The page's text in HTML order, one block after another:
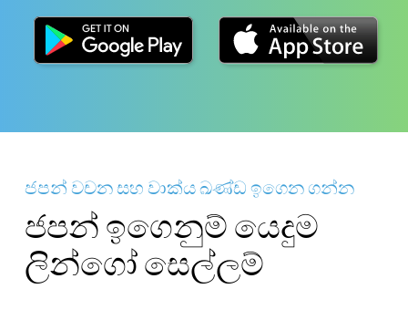
ජපන් වචන සහ වාක්ය ඛණ්ඩ ඉගෙන ගන්න
ජපන් ඉගෙනුම් යෙදුම
ලින්ගෝ සෙල්ලම්